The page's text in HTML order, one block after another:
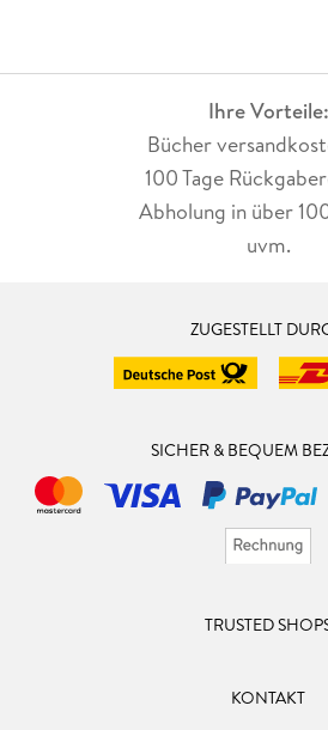
Ihre Vorteile:
Bücher
100 Tage
Abholung in über
uvm.
ZUGESTELLT
SICHER & BEQUEM
TRUSTED
KONTAKT